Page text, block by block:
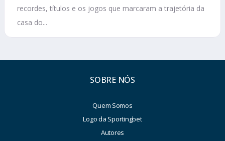
recordes, títulos e os jogos que marcaram a trajetória da
casa do...
SOBRE NÓS
Quem Somos
Logo da Sportingbet
Autores